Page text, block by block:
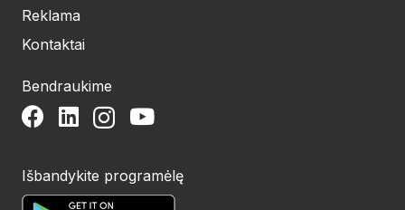
Reklama
Kontaktai
Bendraukime
Išbandykite programėlę